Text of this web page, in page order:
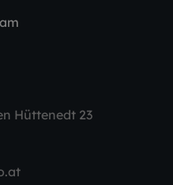
Hüttenedt 23